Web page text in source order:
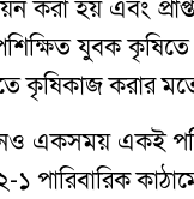
করা হয় এবং
যুবক
কৃষিকাজ করার
একসময় একই
১ পারিবারিক